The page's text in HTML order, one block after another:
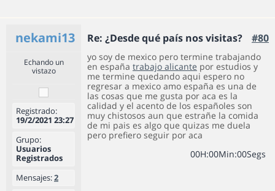
nekami13 Re: ¿Desde qué país nos visitas? #80
Echando un
vistazo
Registrado:
19/2/2021 23:27
Grupo:
Usuarios
Registrados
Mensajes:2
yo soy de mexico pero termine trabajando
en españa trabajo alicante por estudios y
me termine quedando aqui espero no
regresar a mexico amo españa es una de
las cosas que me gusta por aca es la
calidad y el acento de los españoles son
muy chistosos aun que estrañe la comida
de mi pais es algo que quizas me duela
pero prefiero seguir por aca
00H:00Min:00Segs